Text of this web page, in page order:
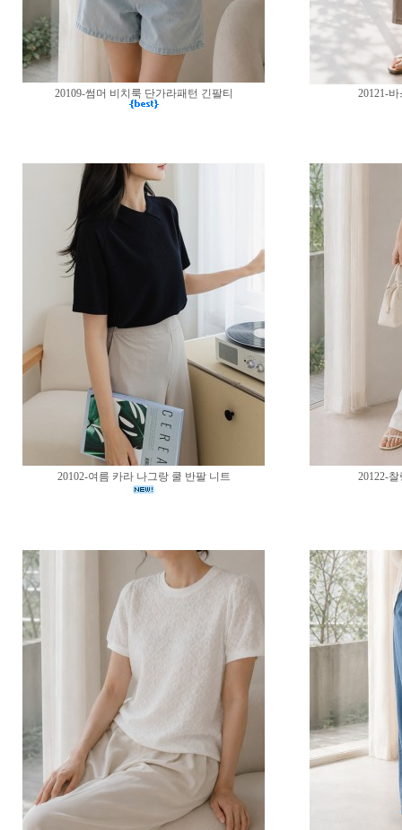
20109-썸머 비치룩 단가라패턴 긴팔티 20121-
20102-여름 카라 나그랑 쿨 반팔 니트 20122-